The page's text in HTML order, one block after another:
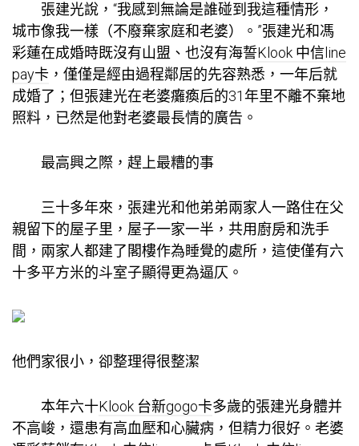
張建光說，“我感到無論是誰碰到我這種情形，
城市像我一樣（不廢棄家庭和老婆）。”張建光和馮
彩蓮在成婚時既沒有山盟、也沒有海誓Klook 中信line
pay卡 ，僅僅是經由過程鄰居的先容熟悉，一年后就
成婚了；但張建光在老婆癱瘓后的31年里不離不棄地
照料，已然是他對老婆最長情的廣告。
最高興之際，趕上最糟的事
三十多年來，張建光和他弟弟兩家人一路住在父
親留下的屋子里，屋子一家一半，共用廚房和洗手
間，兩家人都建了閣樓作為睡覺的處所，這使僅有六
十多平方米的斗室子顯得更為逼仄。
他們家很小，卻整理得很整潔
本年六十Klook 台新gogo卡多歲的張建光身體并
不高峻，還患有高血壓和心臟病，但精力很好。老婆